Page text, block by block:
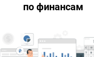
по финансам